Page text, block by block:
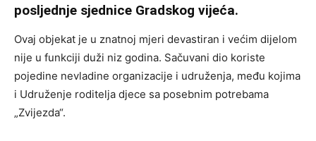
posljednje sjednice Gradskog vijeća.
Ovaj objekat je u znatnoj mjeri devastiran i većim dijelom
nije u funkciji duži niz godina. Sačuvani dio koriste
pojedine nevladine organizacije i udruženja, među kojima
i Udruženje roditelja djece sa posebnim potrebama
„Zvijezda“.